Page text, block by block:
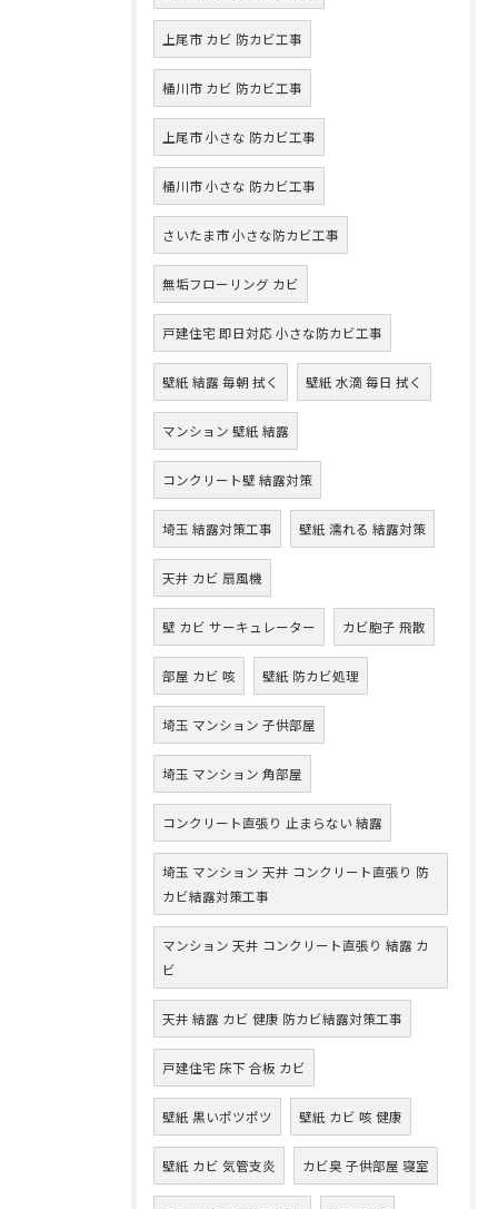
上尾市 カビ 防カビ工事
桶川市 カビ 防カビ工事
上尾市 小さな 防カビ工事
桶川市 小さな 防カビ工事
さいたま市 小さな防カビ工事
無垢フローリング カビ
戸建住宅 即日対応 小さな防カビ工事
壁紙 結露 毎朝 拭く 壁紙 水滴 毎日 拭く
マンション 壁紙 結露
コンクリート壁 結露対策
埼玉 結露対策工事 壁紙 濡れる 結露対策
天井 カビ 扇風機
壁 カビ サーキュレーター カビ胞子 飛散
部屋 カビ 咳 壁紙 防カビ処理
埼玉 マンション 子供部屋
埼玉 マンション 角部屋
コンクリート直張り 止まらない 結露
埼玉 マンション 天井 コンクリート直張り 防
カビ結露対策工事
マンション 天井 コンクリート直張り 結露 カ
ビ
天井 結露 カビ 健康 防カビ結露対策工事
戸建住宅 床下 合板 カビ
壁紙 黒いポツポツ 壁紙 カビ 咳 健康
壁紙 カビ 気管支炎 カビ臭 子供部屋 寝室